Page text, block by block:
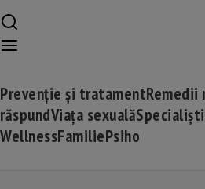
Prevenție și tratament
răspundViața sexualăSpecialiști
WellnessFamiliePsiho